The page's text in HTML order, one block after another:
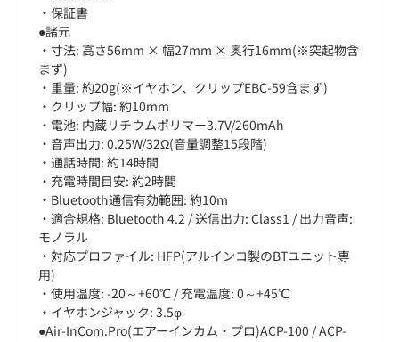
・保証書
●諸元
・寸法: 高さ56mm × 幅27mm × 奥行16mm(※突起物含
まず)
・重量: 約20g(※イヤホン、クリップEBC-59含まず)
・クリップ幅: 約10mm
・電池: 内蔵リチウムポリマー3.7V/260mAh
・音声出力: 0.25W/32Ω(音量調整15段階)
・通話時間: 約14時間
・充電時間目安: 約2時間
・Bluetooth通信有効範囲: 約10m
・適合規格: Bluetooth 4.2 / 送信出力: Class1 / 出力音声:
モノラル
・対応プロファイル: HFP(アルインコ製のBTユニット専
用)
・使用温度: -20～+60℃ / 充電温度: 0～+45℃
・イヤホンジャック: 3.5φ
●Air-InCom.Pro(エアーインカム・プロ)ACP-100 / ACP-